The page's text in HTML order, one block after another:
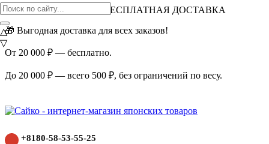
ВНИМАНИЕ АКЦИЯ!
БЕСПЛАТНАЯ ДОСТАВКА
🎁 Выгодная доставка для всех заказов!
От 20 000 ₽ — бесплатно.
До 20 000 ₽ — всего 500 ₽, без ограничений по весу.
+8180-58-53-55-25
△
▽